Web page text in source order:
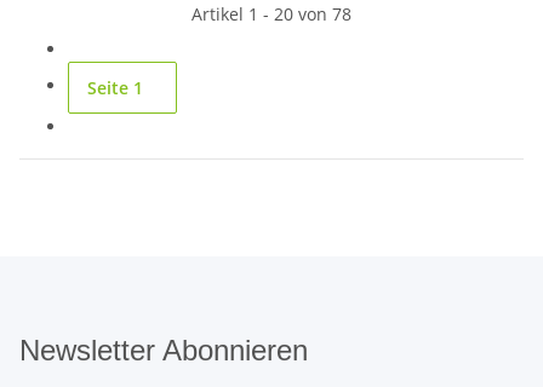
Artikel 1 - 20 von 78
Seite 1
Newsletter Abonnieren